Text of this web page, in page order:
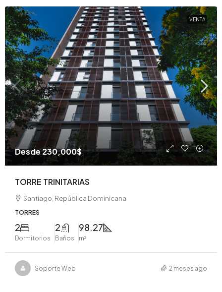
VENTA
Desde230,000$
TORRE TRINITARIAS
Santiago, República Dominicana
TORRES
2
Dormitorios
2
Baños
98.27
m²
Soporte Web 2 meses ago